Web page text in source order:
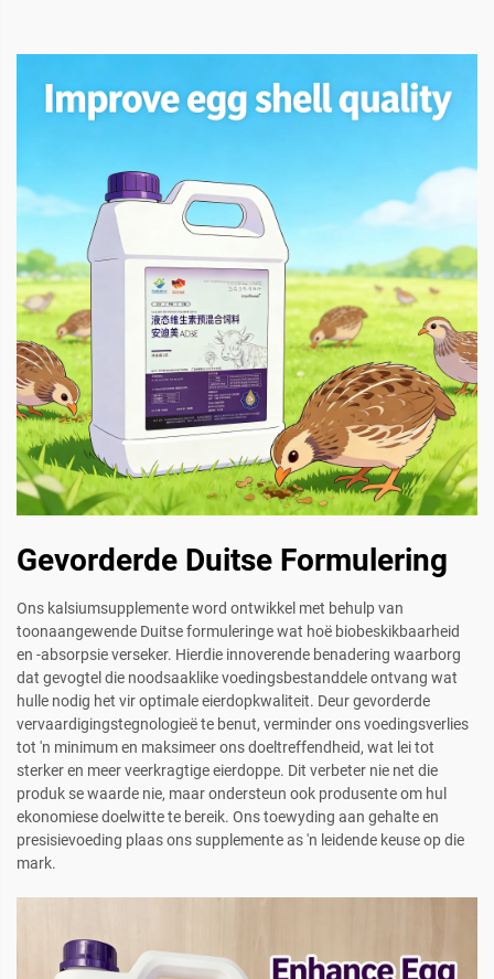
Gevorderde Duitse Formulering
Ons kalsiumsupplemente word ontwikkel met behulp van
toonaangewende Duitse formuleringe wat hoë biobeskikbaarheid
en -absorpsie verseker. Hierdie innoverende benadering waarborg
dat gevogtel die noodsaaklike voedingsbestanddele ontvang wat
hulle nodig het vir optimale eierdopkwaliteit. Deur gevorderde
vervaardigingstegnologieë te benut, verminder ons voedingsverlies
tot 'n minimum en maksimeer ons doeltreffendheid, wat lei tot
sterker en meer veerkragtige eierdoppe. Dit verbeter nie net die
produk se waarde nie, maar ondersteun ook produsente om hul
ekonomiese doelwitte te bereik. Ons toewyding aan gehalte en
presisievoeding plaas ons supplemente as 'n leidende keuse op die
mark.